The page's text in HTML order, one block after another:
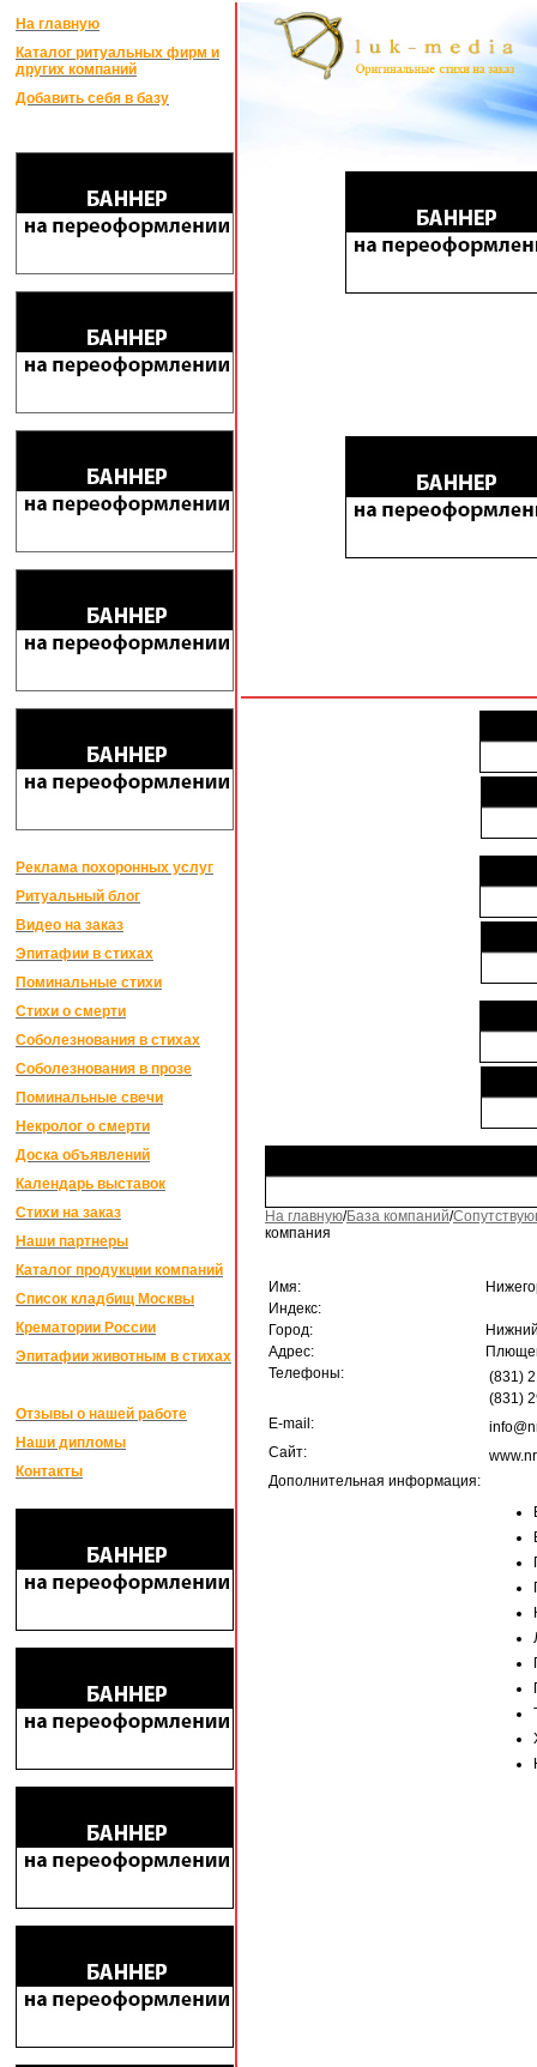
На главную
Каталог ритуальных фирм и
других компаний
Добавить себя в базу
Реклама похоронных услуг
Ритуальный блог
Видео на заказ
Эпитафии в стихах
Поминальные стихи
Стихи о смерти
Соболезнования в стихах
Соболезнования в прозе
Поминальные свечи
Некролог о смерти
Доска объявлений
Календарь выставок
Стихи на заказ
Наши партнеры
Каталог продукции компаний
Список кладбищ Москвы
Крематории России
Эпитафии животным в стихах
Отзывы о нашей работе
Наши дипломы
Контакты
На главную/База компаний/
компания
Имя:
Индекс:
Город:
Адрес:
Телефоны:
(831)
(831)
E-mail:
Сайт:
Дополнительная информация: